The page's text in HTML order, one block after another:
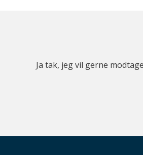
Ja tak, jeg vil gerne